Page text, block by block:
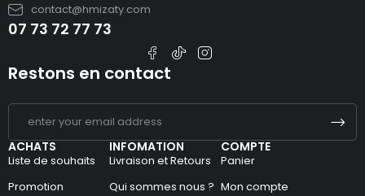
contact@hmizaty.com
07 73 72 77 73
ACHATS
Liste de souhaits
Promotion
INFOMATION
Livraison et Retours
Qui sommes nous ?
COMPTE
Panier
Mon compte
Restons en contact